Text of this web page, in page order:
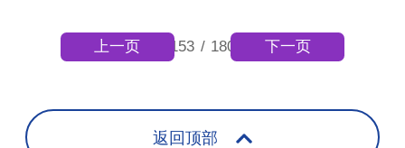
153 / 180
上一页 下一页
返回顶部